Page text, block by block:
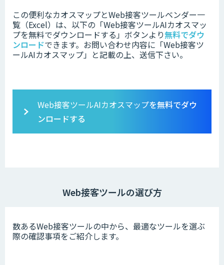
この便利なカオスマップとWeb接客ツールベンダー一
覧（Excel）は、以下の「Web接客ツールAIカオスマッ
プを無料でダウンロードする」ボタンより無料でダウ
ンロードできます。お問い合わせ内容に「Web接客ツ
ールAIカオスマップ」と記載の上、送信下さい。
Web接客ツールAIカオスマップを無料でダウ
ンロードする
Web接客ツールの選び方
数あるWeb接客ツールの中から、最適なツールを選ぶ
際の確認事項をご紹介します。